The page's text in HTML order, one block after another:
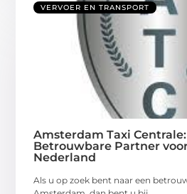
VERVOER EN TRANSPORT
Amsterdam Taxi
Betrouwbare Partner
Nederland
Als u op zoek bent naar een